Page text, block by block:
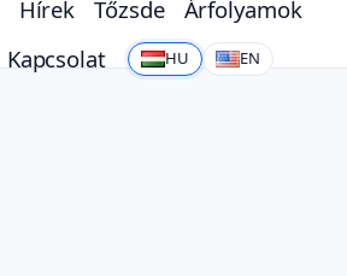
Hírek Tőzsde
Árfolyamok
Kapcsolat HU EN